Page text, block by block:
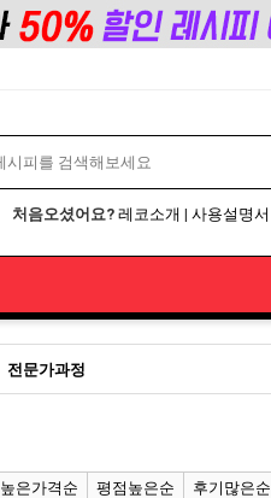
처음오셨어요? 레코소개 | 사용설명서
전문가과정
높은가격순 평점높은순 후기많은순